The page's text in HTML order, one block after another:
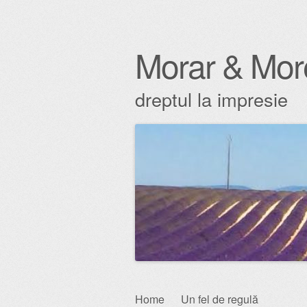
Morar &
dreptul la impresie
Skip
Home Un fel de regulă